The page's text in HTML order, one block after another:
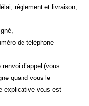
règlement et livraison,
de téléphone
d’appel (vous
quand vous le
explicative vous est